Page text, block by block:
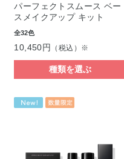
パーフェクトスムース ベー
スメイクアップ キット
全32色
10,450円 （税込）※
種類を選ぶ